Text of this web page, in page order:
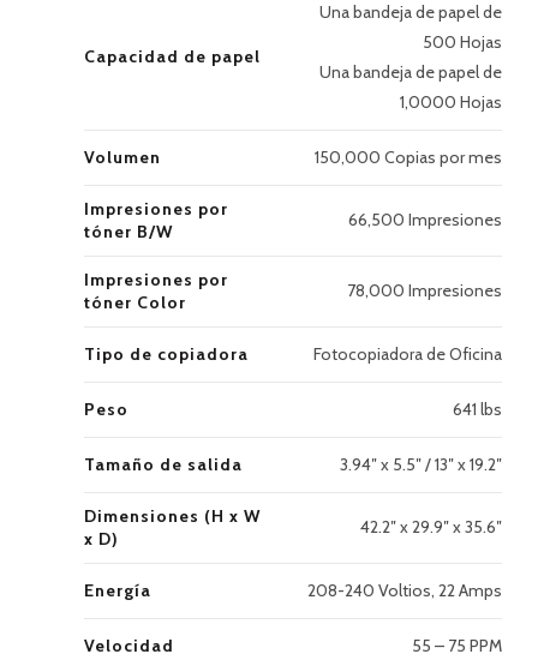
Capacidad de papel
Una bandeja de papel de
500 Hojas
Una bandeja de papel de
1,0000 Hojas
Volumen 150,000 Copias por mes
Impresiones por
tóner B/W
66,500 Impresiones
Impresiones por
tóner Color
78,000 Impresiones
Tipo de copiadora Fotocopiadora de Oficina
Peso 641 lbs
Tamaño de salida 3.94″ x 5.5″ / 13″ x 19.2″
Dimensiones (H x W
x D)
42.2″ x 29.9″ x 35.6″
Energía 208-240 Voltios, 22 Amps
Velocidad 55 – 75 PPM